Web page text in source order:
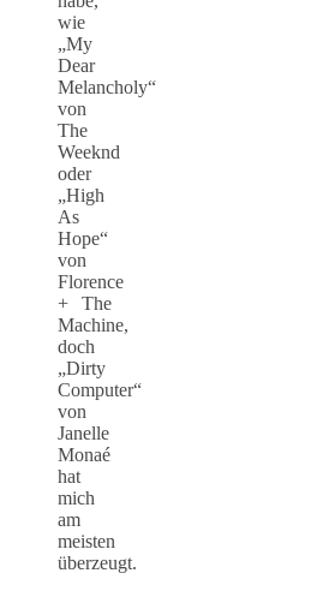
wie
„My
Dear
Melancholy“
von
The
Weeknd
oder
„High
As
Hope“
von
Florence
+ The
Machine,
doch
„Dirty
Computer“
von
Janelle
Monaé
hat
mich
am
meisten
überzeugt.